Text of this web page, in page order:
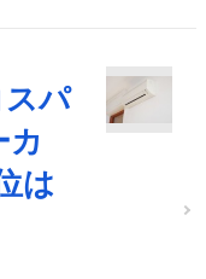
スパ
カ
は